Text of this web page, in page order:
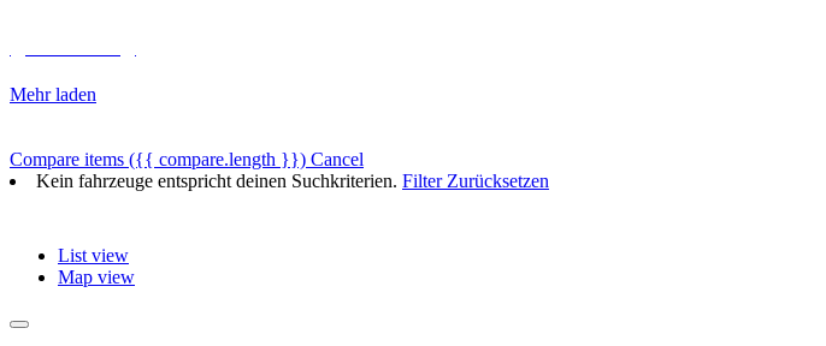
Mehr laden
Compare items ({{ compare.length }}) Cancel
Kein fahrzeuge entspricht deinen Suchkriterien. Filter Zurücksetzen
List view
Map view